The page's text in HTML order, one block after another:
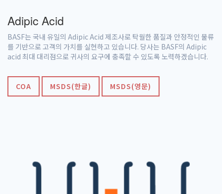
Adipic Acid
BASF는 국내 유일의 Adipic Acid 제조사로 탁월한 품질과 안정적인 물류
를 기반으로 고객의 가치를 실현하고 있습니다. 당사는 BASF의 Adipic
acid 최대 대리점으로 귀사의 요구에 충족할 수 있도록 노력하겠습니다.
COA MSDS(한글) MSDS(영문)